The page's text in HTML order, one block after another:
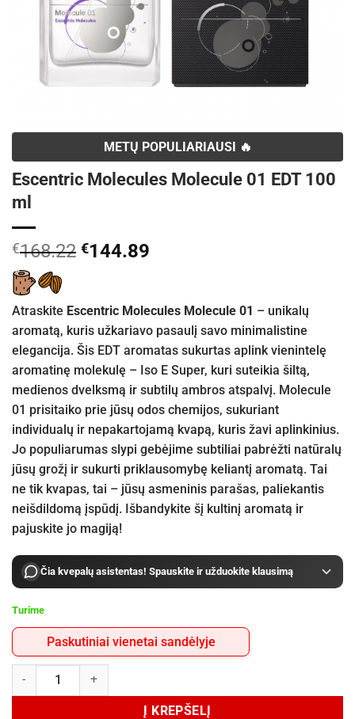
METŲ POPULIARIAUSI 🔥
Escentric Molecules Molecule 01 EDT 100
ml
€168.22 Original
€168.22.
€144.89
€144.89.
Atraskite Escentric Molecules Molecule 01 – unikalų
aromatą, kuris užkariavo pasaulį savo minimalistine
elegancija. Šis EDT aromatas sukurtas aplink vienintelę
aromatinę molekulę – Iso E Super, kuri suteikia šiltą,
medienos dvelksmą ir subtilų ambros atspalvį. Molecule
01 prisitaiko prie jūsų odos chemijos, sukuriant
individualų ir nepakartojamą kvapą, kuris žavi aplinkinius.
Jo populiarumas slypi gebėjime subtiliai pabrėžti natūralų
jūsų grožį ir sukurti priklausomybę keliantį aromatą. Tai
ne tik kvapas, tai – jūsų asmeninis parašas, paliekantis
neišdildomą įspūdį. Išbandykite šį kultinį aromatą ir
pajuskite jo magiją!
Čia kvepalų asistentas! Spauskite ir užduokite klausimą
Turime
Paskutiniai vienetai sandėlyje
produkto kiekis: Escentric Molecules Molecule 01 EDT 100 ml
Į KREPŠELĮ